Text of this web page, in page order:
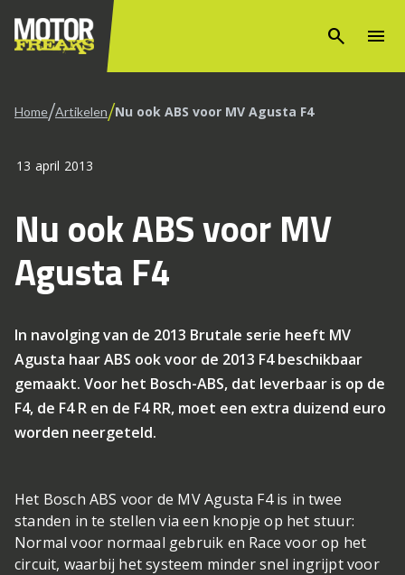
search menu
Home/Artikelen/Nu ook ABS voor MV Agusta F4
13 april 2013
Nu ook ABS voor MV
Agusta F4
In navolging van de 2013 Brutale serie heeft MV
Agusta haar ABS ook voor de 2013 F4 beschikbaar
gemaakt. Voor het Bosch-ABS, dat leverbaar is op de
F4, de F4 R en de F4 RR, moet een extra duizend euro
worden neergeteld.
Het Bosch ABS voor de MV Agusta F4 is in twee
standen in te stellen via een knopje op het stuur:
Normal voor normaal gebruik en Race voor op het
circuit, waarbij het systeem minder snel ingrijpt voor